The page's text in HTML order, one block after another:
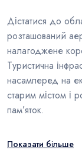
Дістатися до
розташований
налагоджене
Туристична
насамперед на
старим містом і
пам’яток.
Показати більше